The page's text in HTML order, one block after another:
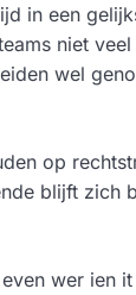
in een
niet veel
wel
op
blijft zich
wer ien